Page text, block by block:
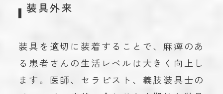
装具外来
装具を適切に装着することで、麻痺のあ
る患者さんの生活レベルは大きく向上し
ます。医師、セラピスト、義肢装具士の